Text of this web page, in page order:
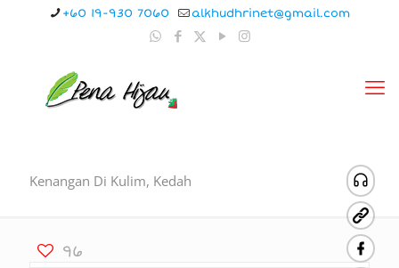
+60 19-930 7060 alkhudhrinet@gmail.com
Kenangan Di Kulim, Kedah
96